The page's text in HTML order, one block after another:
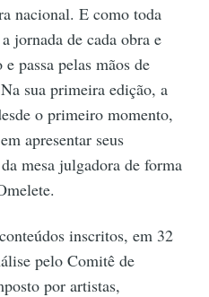
nacional. E como toda
jornada de cada obra e
passa pelas mãos de
sua primeira edição, a
o primeiro momento,
apresentar seus
mesa julgadora de forma
inscritos, em 32
pelo Comitê de
por artistas,